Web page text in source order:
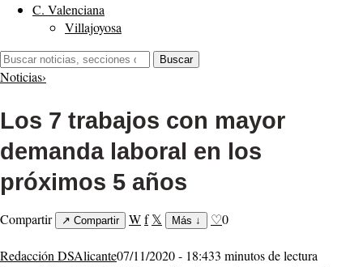
C. Valenciana
Villajoyosa
Buscar:
Buscar
Noticias›
Los 7 trabajos con mayor
demanda laboral en los
próximos 5 años
Compartir ↗ Compartir Wf 𝕏 Más ↓ ♡0
Redacción DSAlicante07/11/2020 - 18:433 minutos de lectura